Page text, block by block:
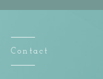
Contact